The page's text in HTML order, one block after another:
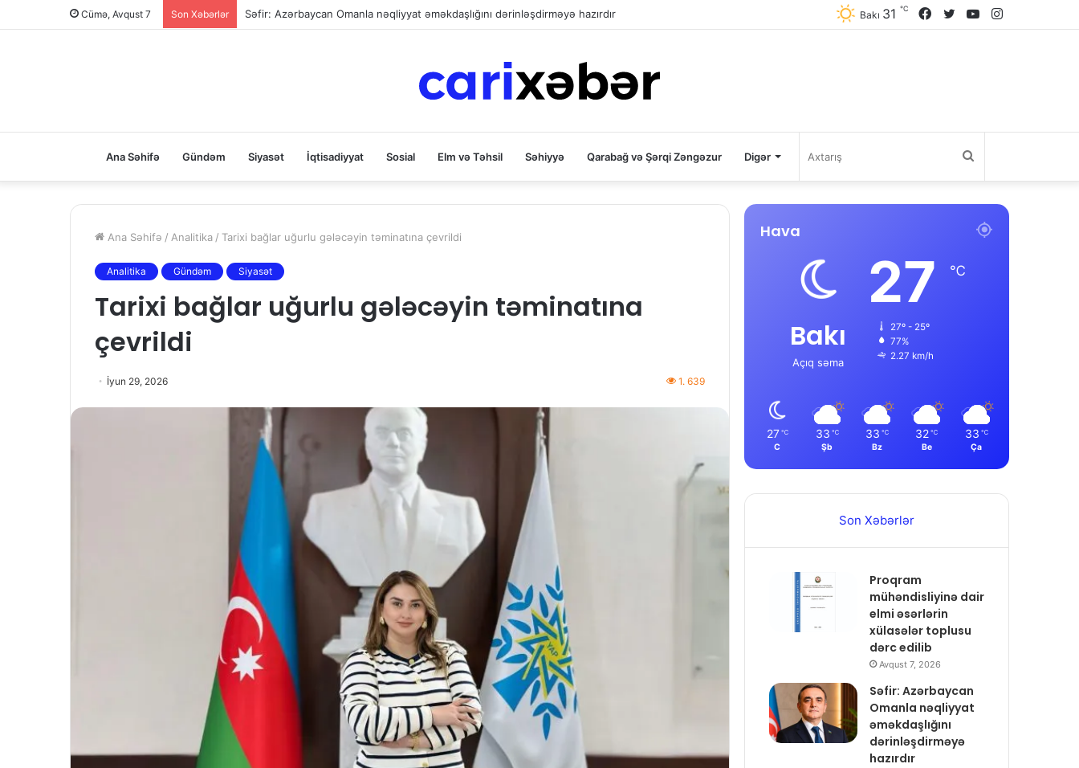
Cümə, Avqust 7 Son Xəbərlər Səfir: Azərbaycan Omanla nəqliyyat əməkdaşlığını dərinləşdirməyə hazırdır YouTube
Twitter
Facebook
Bakı 31 ℃
Ana Səhifə Gündəm Siyasət İqtisadiyyat Sosial Elm və Təhsil Səhiyyə Qarabağ və Şərqi Zəngəzur Digər Axtarış
Ana Səhifə / Analitika / Tarixi bağlar uğurlu gələcəyin təminatına çevrildi
Analitika Gündəm Siyasət
Tarixi bağlar uğurlu gələcəyin təminatına
çevrildi
İyun 29, 2026 1. 639
Hava
Bakı
Açıq səma
27 ℃
27º - 25º
77%
2.27 km/h
27 ℃
C
33 ℃
Şb
33 ℃
Bz
32 ℃
Be
33 ℃
Ça
Son Xəbərlər
Proqram
mühəndisliyinə dair
elmi əsərlərin
xülasələr toplusu
dərc edilib
Avqust 7, 2026
Səfir: Azərbaycan
Omanla nəqliyyat
əməkdaşlığını
dərinləşdirməyə
hazırdır